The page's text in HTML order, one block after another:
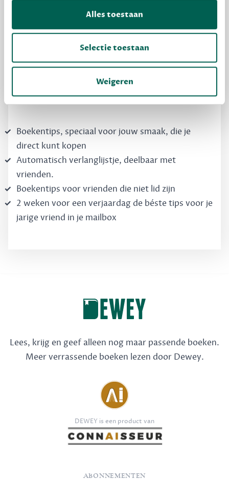
Alles toestaan
Selectie toestaan
Weigeren
MAAK GRATIS KENNIS
Dewey Free
vrienden. Krijg én geef betere cadeaus.
Schrijf nu gratis in
Boekentips, speciaal voor jouw smaak, die je
direct kunt kopen
Automatisch verlanglijstje, deelbaar met
vrienden.
Boekentips voor vrienden die niet lid zijn
2 weken voor een verjaardag de béste tips voor je
jarige vriend in je mailbox
Lees, krijg en geef alleen nog maar passende boeken.
Meer verrassende boeken lezen door Dewey.
DEWEY is een product van
ABONNEMENTEN